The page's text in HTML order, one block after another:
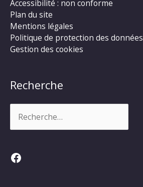
Accessibilité : non conforme
Plan du site
Mentions légales
Politique de protection des données
Gestion des cookies
Recherche
Facebook